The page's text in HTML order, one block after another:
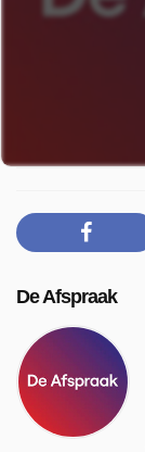
De Afspraak